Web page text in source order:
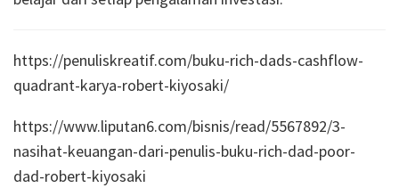
https://penuliskreatif.com/buku-rich-dads-cashflow-
quadrant-karya-robert-kiyosaki/
https://www.liputan6.com/bisnis/read/5567892/3-
nasihat-keuangan-dari-penulis-buku-rich-dad-poor-
dad-robert-kiyosaki